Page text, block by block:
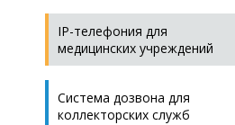
ВОЗМОЖНОСТИ
IP-телефония для
медицинских учреждений
Система дозвона для
коллекторских служб